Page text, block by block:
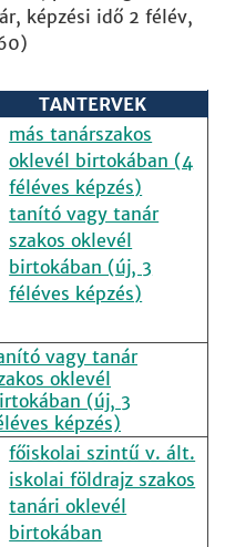
képzési idő 2 félév,
TANTERVEK
más tanárszakos
oklevél birtokában (4
féléves képzés)
tanító vagy tanár
szakos oklevél
birtokában (új, 3
féléves képzés)
vagy tanár
oklevél
(új, 3
képzés)
főiskolai szintű v. ált.
iskolai földrajz szakos
tanári oklevél
birtokában